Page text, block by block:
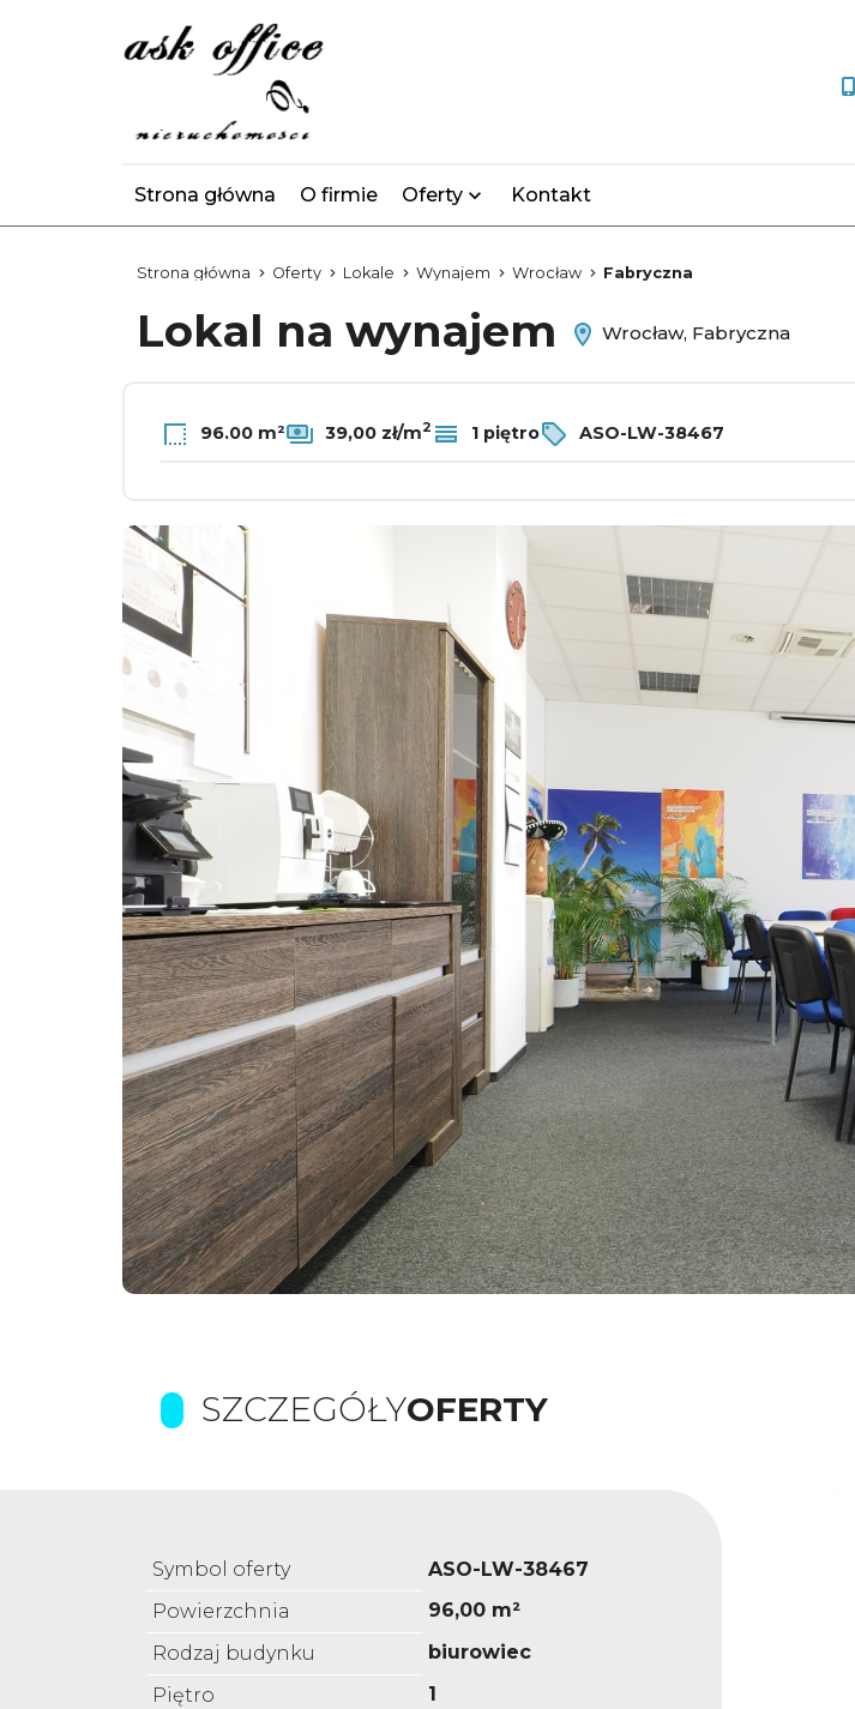
Strona główna O firmie Oferty Kontakt
Strona główna Oferty Lokale Wynajem Wrocław Fabryczna
Lokal na wynajem Wrocław, Fabryczna
96.00 m² 39,00 zł/m2 1 piętro ASO-LW-38467
SZCZEGÓŁYOFERTY
Symbol oferty
ASO-LW-38467
Powierzchnia
96,00 m²
Rodzaj budynku
biurowiec
Piętro
1